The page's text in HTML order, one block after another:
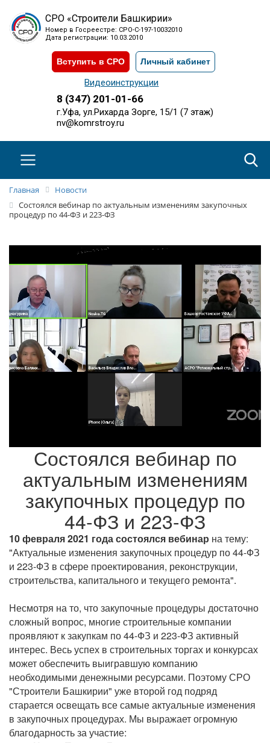
СРО «Строители Башкирии»
Номер в Госреестре: СРО-С-197-10032010
Дата регистрации: 10.03.2010
Вступить в СРО Личный кабинет
Видеоинструкции
8 (347) 201-01-66
г.Уфа, ул.Рихарда Зорге, 15/1 (7 этаж)
nv@komrstroy.ru
Главная
Новости
Состоялся вебинар по актуальным изменениям закупочных
процедур по 44-ФЗ и 223-ФЗ
Состоялся вебинар по
актуальным изменениям
закупочных процедур по
44-ФЗ и 223-ФЗ
10 февраля 2021 года состоялся вебинар на тему:
"Актуальные изменения закупочных процедур по 44-ФЗ
и 223-ФЗ в сфере проектирования, реконструкции,
строительства, капитального и текущего ремонта".
Несмотря на то, что закупочные процедуры достаточно
сложный вопрос, многие строительные компании
проявляют к закупкам по 44-ФЗ и 223-ФЗ активный
интерес. Весь успех в строительных торгах и конкурсах
может обеспечить выигравшую компанию
необходимыми денежными ресурсами. Поэтому СРО
"Строители Башкирии" уже второй год подряд
старается освещать все самые актуальные изменения
в закупочных процедурах. Мы выражает огромную
благодарность за участие: